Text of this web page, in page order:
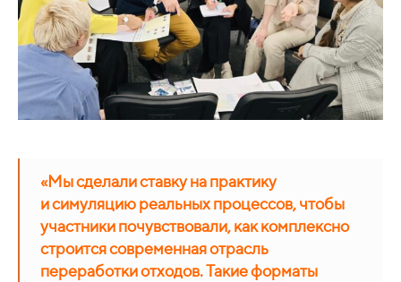
«Мы сделали ставку на практику
и симуляцию реальных процессов, чтобы
участники почувствовали, как комплексно
строится современная отрасль
переработки отходов. Такие форматы